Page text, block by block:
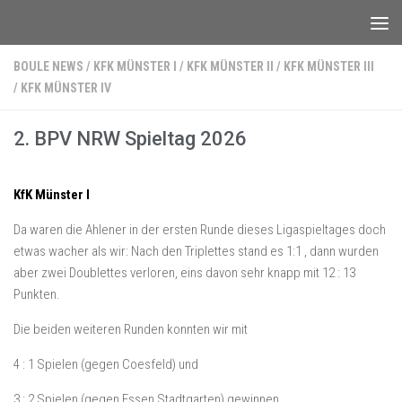
BOULE NEWS / KFK MÜNSTER I / KFK MÜNSTER II / KFK MÜNSTER III
/ KFK MÜNSTER IV
2. BPV NRW Spieltag 2026
KfK Münster I
Da waren die Ahlener in der ersten Runde dieses Ligaspieltages doch
etwas wacher als wir: Nach den Triplettes stand es 1:1 , dann wurden
aber zwei Doublettes verloren, eins davon sehr knapp mit 12 : 13
Punkten.
Die beiden weiteren Runden konnten wir mit
4 : 1 Spielen (gegen Coesfeld) und